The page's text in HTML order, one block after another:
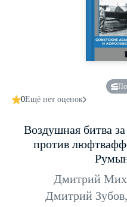
По
0Ещё нет оценок
Воздушная битва
против
Дмитрий
Дмитрий Зубов,